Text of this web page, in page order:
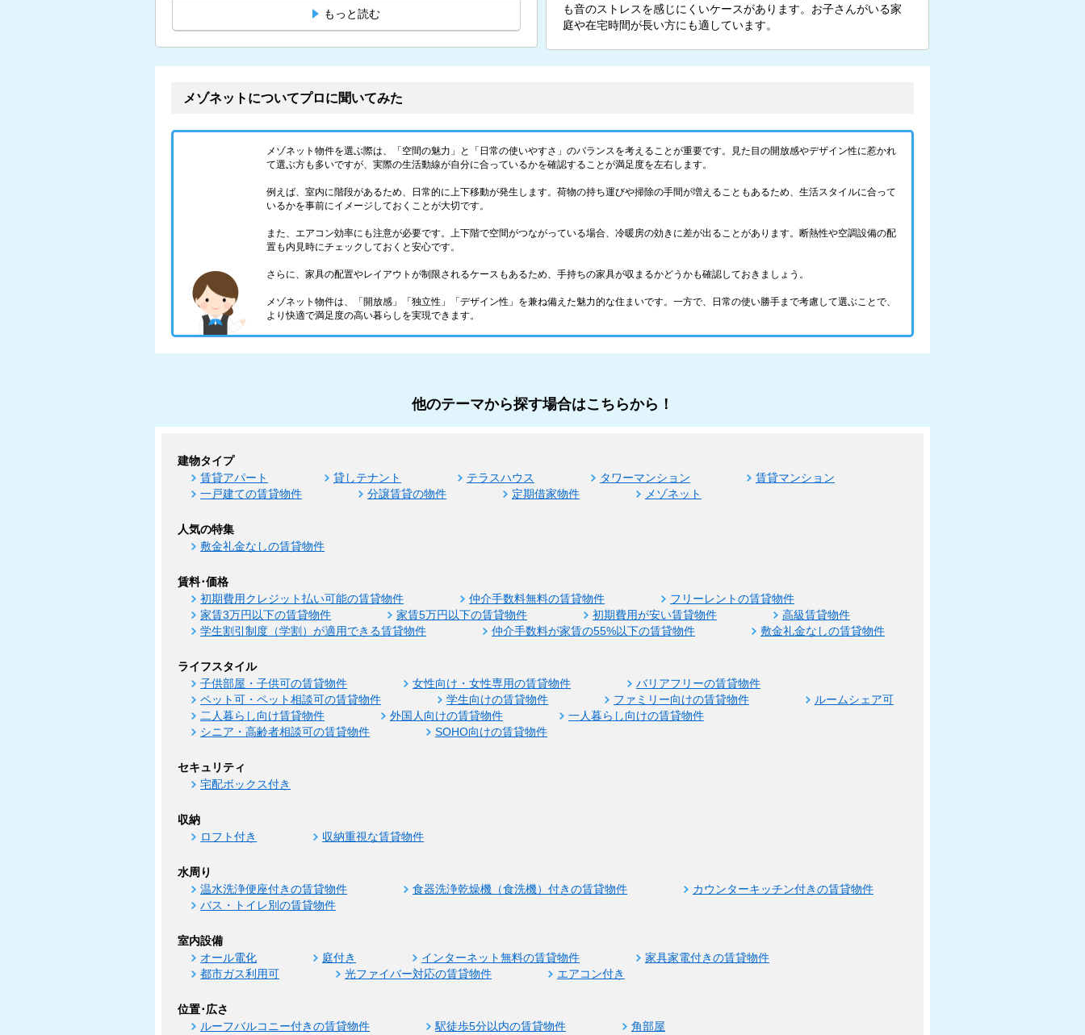
もっと読む
も音のストレスを感じにくいケースがあります。お子さんがいる家
庭や在宅時間が長い方にも適しています。
メゾネットについてプロに聞いてみた
メゾネット物件を選ぶ際は、「空間の魅力」と「日常の使いやすさ」のバランスを考えることが重要です。見た目の開放感やデザイン性に惹かれ
て選ぶ方も多いですが、実際の生活動線が自分に合っているかを確認することが満足度を左右します。
例えば、室内に階段があるため、日常的に上下移動が発生します。荷物の持ち運びや掃除の手間が増えることもあるため、生活スタイルに合って
いるかを事前にイメージしておくことが大切です。
また、エアコン効率にも注意が必要です。上下階で空間がつながっている場合、冷暖房の効きに差が出ることがあります。断熱性や空調設備の配
置も内見時にチェックしておくと安心です。
さらに、家具の配置やレイアウトが制限されるケースもあるため、手持ちの家具が収まるかどうかも確認しておきましょう。
メゾネット物件は、「開放感」「独立性」「デザイン性」を兼ね備えた魅力的な住まいです。一方で、日常の使い勝手まで考慮して選ぶことで、
より快適で満足度の高い暮らしを実現できます。
他のテーマから探す場合はこちらから！
建物タイプ
賃貸アパート 貸しテナント テラスハウス タワーマンション
賃貸マンション
一戸建ての賃貸物件
分譲賃貸の物件 定期借家物件 メゾネット
人気の特集
敷金礼金なしの賃貸物件
賃料･価格
初期費用クレジット払い可能の賃貸物件 仲介手数料無料の賃貸物件
フリーレントの賃貸物件
家賃3万円以下の賃貸物件
家賃5万円以下の賃貸物件 初期費用が安い賃貸物件
高級賃貸物件
学生割引制度（学割）が適用できる賃貸物件
仲介手数料が家賃の55%以下の賃貸物件 敷金礼金なしの賃貸物件
ライフスタイル
子供部屋・子供可の賃貸物件 女性向け・女性専用の賃貸物件
バリアフリーの賃貸物件
ペット可・ペット相談可の賃貸物件
学生向けの賃貸物件 ファミリー向けの賃貸物件
ルームシェア可
二人暮らし向け賃貸物件
外国人向けの賃貸物件
一人暮らし向けの賃貸物件
シニア・高齢者相談可の賃貸物件
SOHO向けの賃貸物件
セキュリティ
宅配ボックス付き
収納
ロフト付き 収納重視な賃貸物件
水周り
温水洗浄便座付きの賃貸物件 食器洗浄乾燥機（食洗機）付きの賃貸物件
カウンターキッチン付きの賃貸物件
バス・トイレ別の賃貸物件
室内設備
オール電化 庭付き インターネット無料の賃貸物件
家具家電付きの賃貸物件
都市ガス利用可
光ファイバー対応の賃貸物件 エアコン付き
位置･広さ
ルーフバルコニー付きの賃貸物件 駅徒歩5分以内の賃貸物件
角部屋